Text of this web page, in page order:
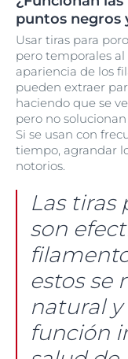
puntos negros
Usar tiras para
pero temporales
apariencia de los
pueden extraer
haciendo que se
pero no
Si se usan con
tiempo, agrandar
notorios.
Las tiras
son
estos se
natural
función